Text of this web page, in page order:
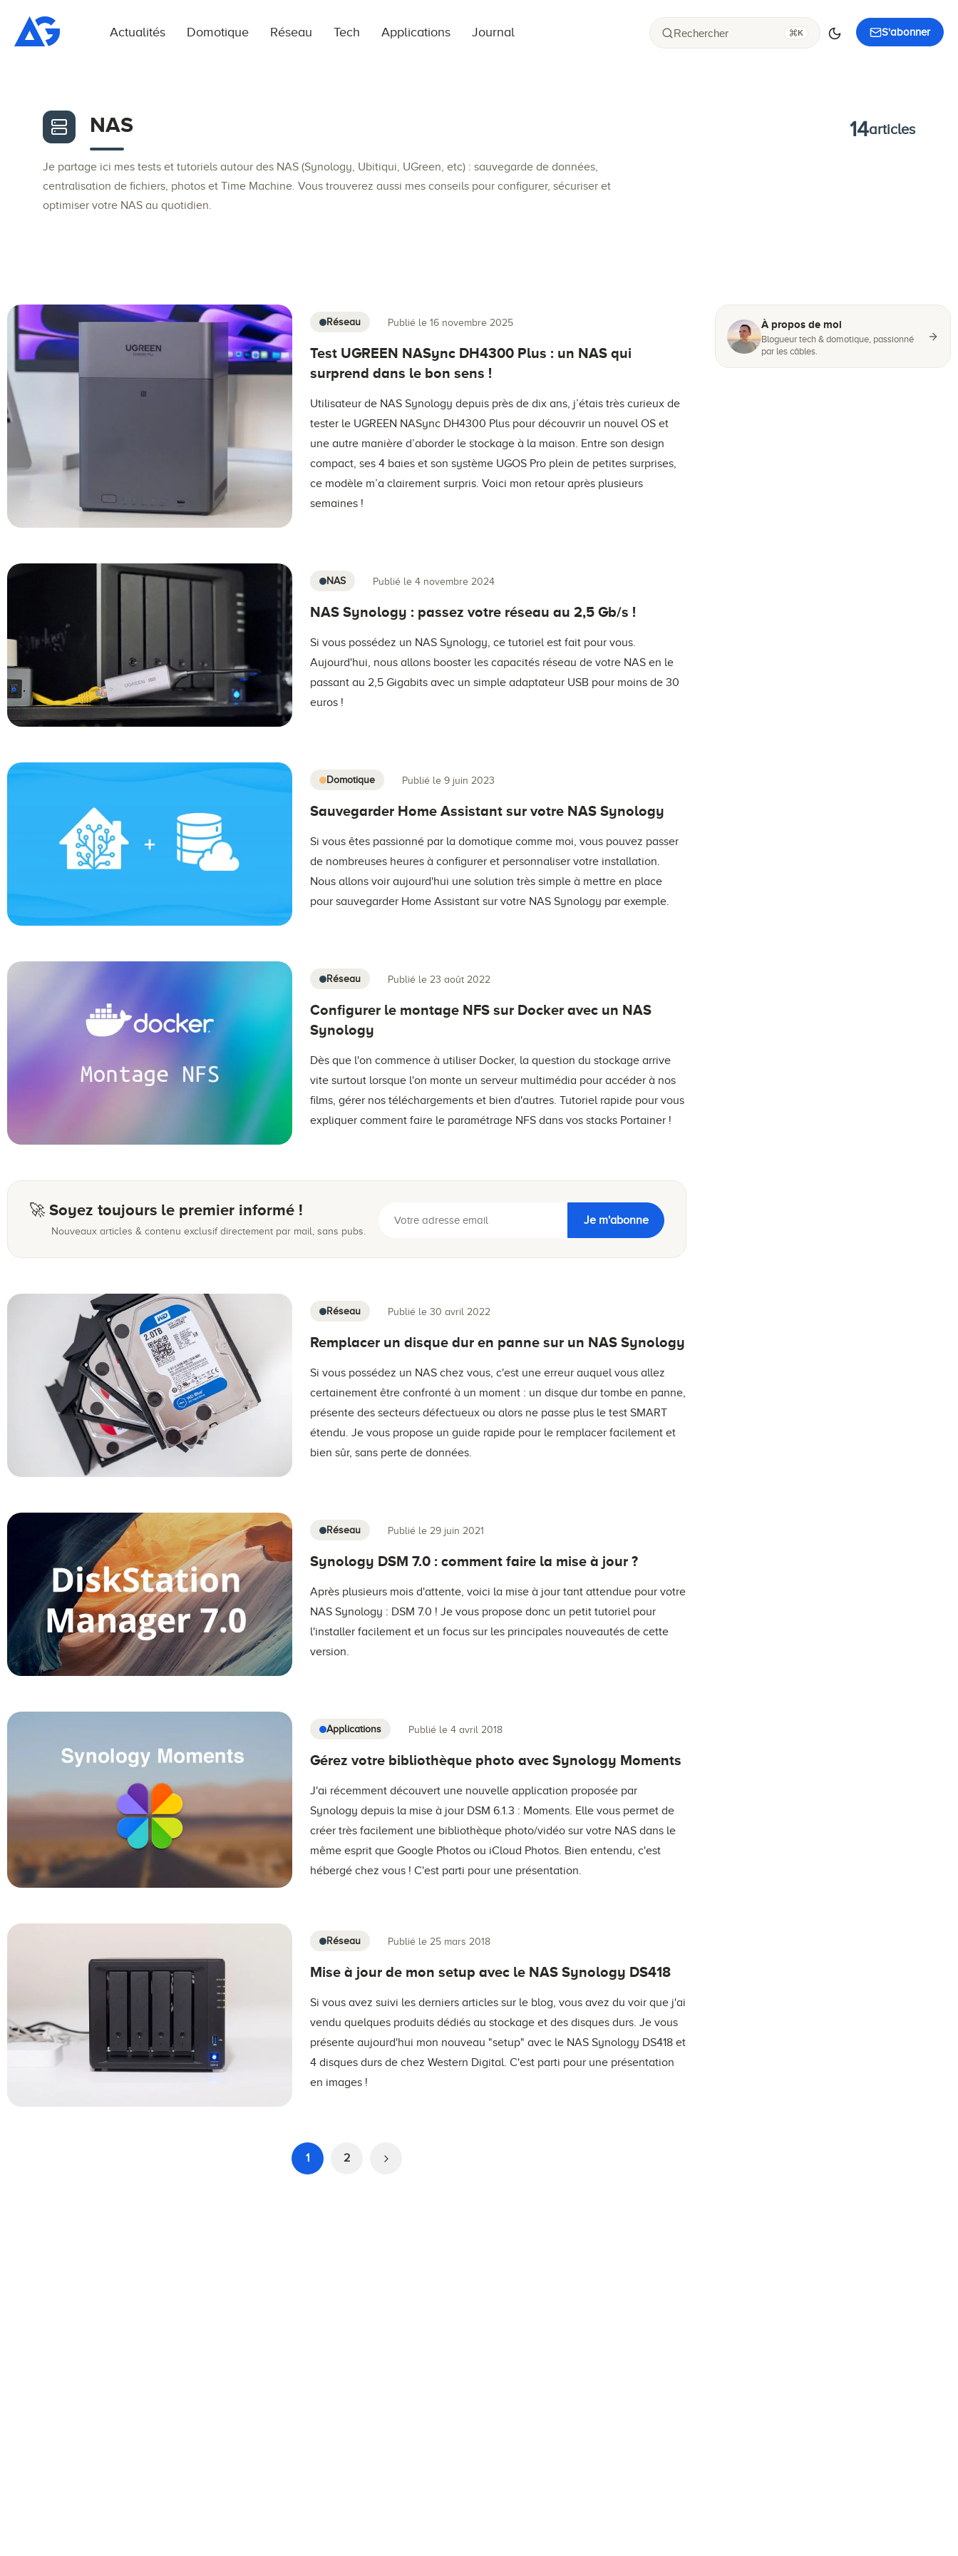
S'abonner
Rechercher K
Actualités Domotique Réseau Tech Applications Journal
NAS 14articles
Je partage ici mes tests et tutoriels autour des NAS (Synology, Ubitiqui, UGreen, etc) : sauvegarde de données,
centralisation de fichiers, photos et Time Machine. Vous trouverez aussi mes conseils pour configurer, sécuriser et
optimiser votre NAS au quotidien.
Réseau Publié le 16 novembre 2025
Test UGREEN NASync DH4300 Plus : un NAS qui
surprend dans le bon sens !
Utilisateur de NAS Synology depuis près de dix ans, j’étais très curieux de
tester le UGREEN NASync DH4300 Plus pour découvrir un nouvel OS et
une autre manière d’aborder le stockage à la maison. Entre son design
compact, ses 4 baies et son système UGOS Pro plein de petites surprises,
ce modèle m’a clairement surpris. Voici mon retour après plusieurs
semaines !
NAS Publié le 4 novembre 2024
NAS Synology : passez votre réseau au 2,5 Gb/s !
Si vous possédez un NAS Synology, ce tutoriel est fait pour vous.
Aujourd'hui, nous allons booster les capacités réseau de votre NAS en le
passant au 2,5 Gigabits avec un simple adaptateur USB pour moins de 30
euros !
Domotique Publié le 9 juin 2023
Sauvegarder Home Assistant sur votre NAS Synology
Si vous êtes passionné par la domotique comme moi, vous pouvez passer
de nombreuses heures à configurer et personnaliser votre installation.
Nous allons voir aujourd'hui une solution très simple à mettre en place
pour sauvegarder Home Assistant sur votre NAS Synology par exemple.
Réseau Publié le 23 août 2022
Configurer le montage NFS sur Docker avec un NAS
Synology
Dès que l'on commence à utiliser Docker, la question du stockage arrive
vite surtout lorsque l'on monte un serveur multimédia pour accéder à nos
films, gérer nos téléchargements et bien d'autres. Tutoriel rapide pour vous
expliquer comment faire le paramétrage NFS dans vos stacks Portainer !
🚀 Soyez toujours le premier informé !
Nouveaux articles & contenu exclusif directement par mail, sans pubs.
Je m'abonne
Réseau Publié le 30 avril 2022
Remplacer un disque dur en panne sur un NAS Synology
Si vous possédez un NAS chez vous, c'est une erreur auquel vous allez
certainement être confronté à un moment : un disque dur tombe en panne,
présente des secteurs défectueux ou alors ne passe plus le test SMART
étendu. Je vous propose un guide rapide pour le remplacer facilement et
bien sûr, sans perte de données.
Réseau Publié le 29 juin 2021
Synology DSM 7.0 : comment faire la mise à jour ?
Après plusieurs mois d'attente, voici la mise à jour tant attendue pour votre
NAS Synology : DSM 7.0 ! Je vous propose donc un petit tutoriel pour
l'installer facilement et un focus sur les principales nouveautés de cette
version.
Applications Publié le 4 avril 2018
Gérez votre bibliothèque photo avec Synology Moments
J'ai récemment découvert une nouvelle application proposée par
Synology depuis la mise à jour DSM 6.1.3 : Moments. Elle vous permet de
créer très facilement une bibliothèque photo/vidéo sur votre NAS dans le
même esprit que Google Photos ou iCloud Photos. Bien entendu, c'est
hébergé chez vous ! C'est parti pour une présentation.
Réseau Publié le 25 mars 2018
Mise à jour de mon setup avec le NAS Synology DS418
Si vous avez suivi les derniers articles sur le blog, vous avez du voir que j'ai
vendu quelques produits dédiés au stockage et des disques durs. Je vous
présente aujourd'hui mon nouveau "setup" avec le NAS Synology DS418 et
4 disques durs de chez Western Digital. C'est parti pour une présentation
en images !
1 2
À propos de moi
Blogueur tech & domotique, passionné
par les câbles.